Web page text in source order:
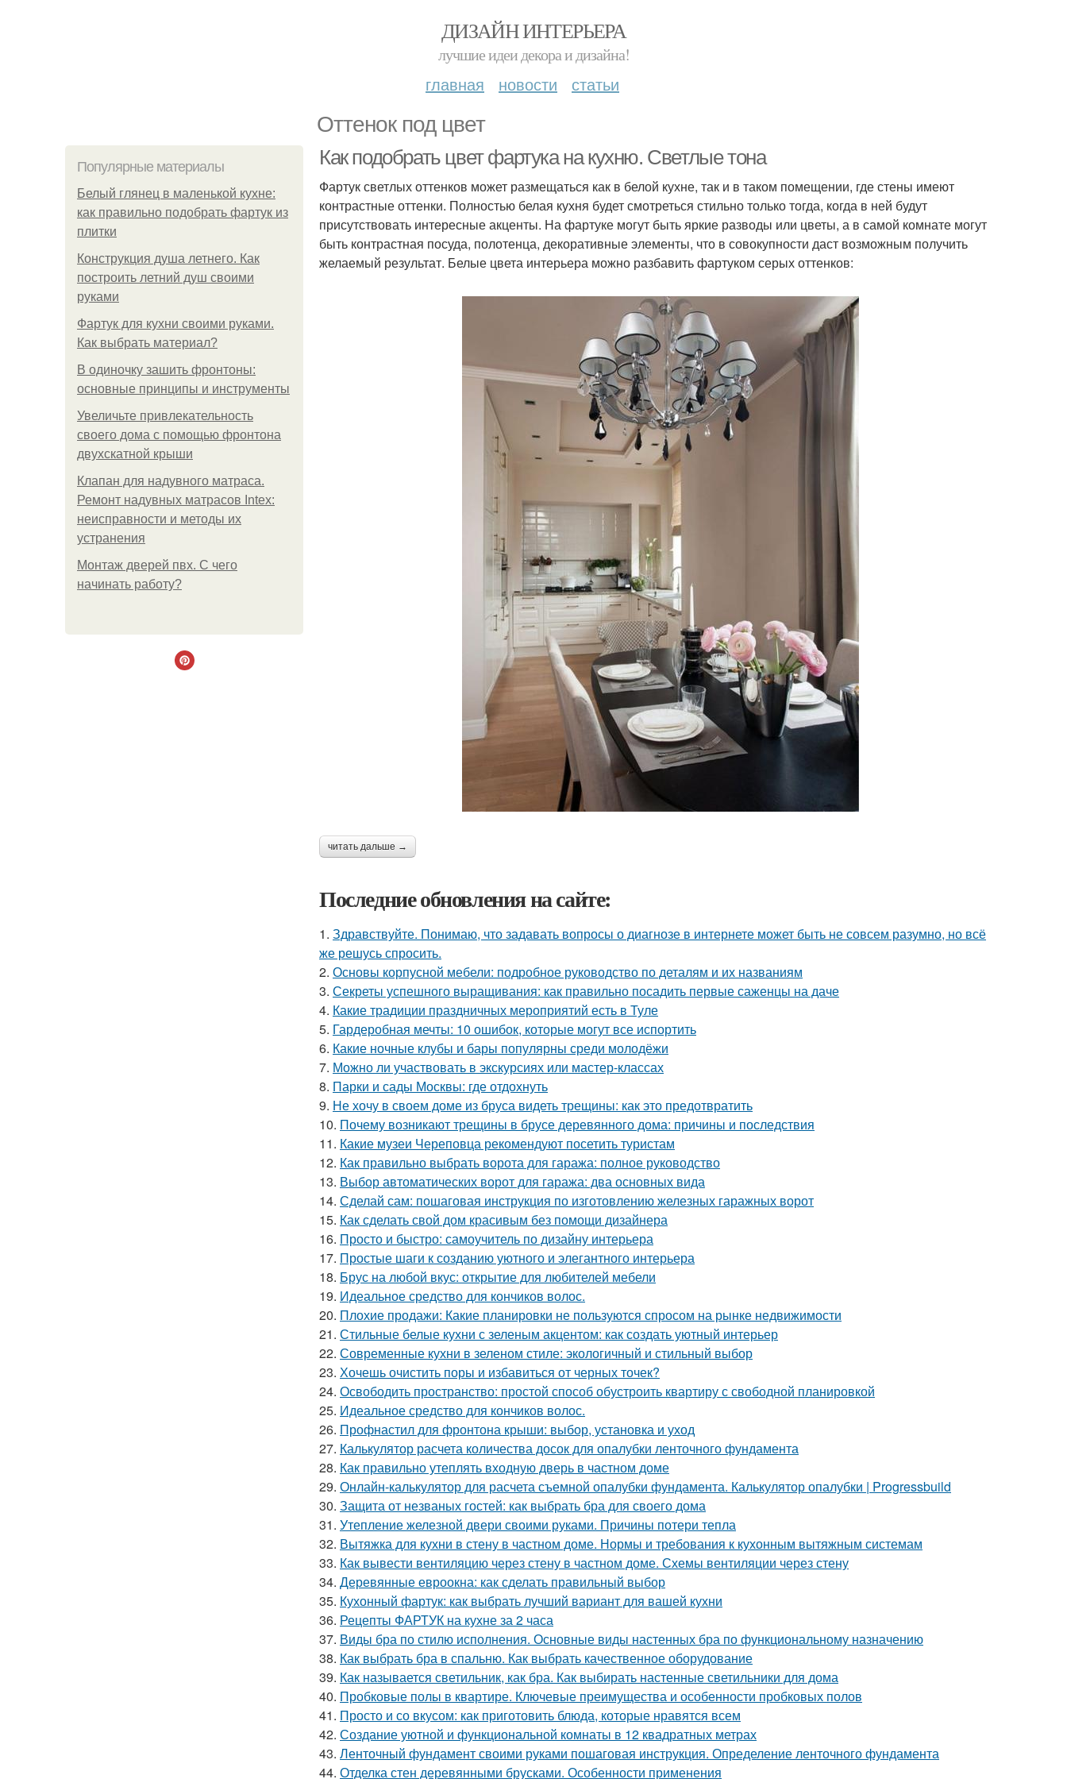
ДИЗАЙН ИНТЕРЬЕРА
лучшие идеи декора и дизайна!
главная новости статьи
Оттенок под цвет
Популярные материалы
Белый глянец в маленькой кухне:
как правильно подобрать фартук из
плитки
Конструкция душа летнего. Как
построить летний душ своими
руками
Фартук для кухни своими руками.
Как выбрать материал?
В одиночку зашить фронтоны:
основные принципы и инструменты
Увеличьте привлекательность
своего дома с помощью фронтона
двухскатной крыши
Клапан для надувного матраса.
Ремонт надувных матрасов Intex:
неисправности и методы их
устранения
Монтаж дверей пвх. С чего
начинать работу?
Как подобрать цвет фартука на кухню. Светлые тона
Фартук светлых оттенков может размещаться как в белой кухне, так и в таком помещении, где стены имеют
контрастные оттенки. Полностью белая кухня будет смотреться стильно только тогда, когда в ней будут
присутствовать интересные акценты. На фартуке могут быть яркие разводы или цветы, а в самой комнате могут
быть контрастная посуда, полотенца, декоративные элементы, что в совокупности даст возможным получить
желаемый результат. Белые цвета интерьера можно разбавить фартуком серых оттенков:
читать дальше →
Последние обновления на сайте:
1. Здравствуйте. Понимаю, что задавать вопросы о диагнозе в интернете может быть не совсем разумно, но всё
же решусь спросить.
2. Основы корпусной мебели: подробное руководство по деталям и их названиям
3. Секреты успешного выращивания: как правильно посадить первые саженцы на даче
4. Какие традиции праздничных мероприятий есть в Туле
5. Гардеробная мечты: 10 ошибок, которые могут все испортить
6. Какие ночные клубы и бары популярны среди молодёжи
7. Можно ли участвовать в экскурсиях или мастер-классах
8. Парки и сады Москвы: где отдохнуть
9. Не хочу в своем доме из бруса видеть трещины: как это предотвратить
10. Почему возникают трещины в брусе деревянного дома: причины и последствия
11. Какие музеи Череповца рекомендуют посетить туристам
12. Как правильно выбрать ворота для гаража: полное руководство
13. Выбор автоматических ворот для гаража: два основных вида
14. Сделай сам: пошаговая инструкция по изготовлению железных гаражных ворот
15. Как сделать свой дом красивым без помощи дизайнера
16. Просто и быстро: самоучитель по дизайну интерьера
17. Простые шаги к созданию уютного и элегантного интерьера
18. Брус на любой вкус: открытие для любителей мебели
19. Идеальное средство для кончиков волос.
20. Плохие продажи: Какие планировки не пользуются спросом на рынке недвижимости
21. Стильные белые кухни с зеленым акцентом: как создать уютный интерьер
22. Современные кухни в зеленом стиле: экологичный и стильный выбор
23. Хочешь очистить поры и избавиться от черных точек?
24. Освободить пространство: простой способ обустроить квартиру с свободной планировкой
25. Идеальное средство для кончиков волос.
26. Профнастил для фронтона крыши: выбор, установка и уход
27. Калькулятор расчета количества досок для опалубки ленточного фундамента
28. Как правильно утеплять входную дверь в частном доме
29. Онлайн-калькулятор для расчета съемной опалубки фундамента. Калькулятор опалубки | Progressbuild
30. Защита от незваных гостей: как выбрать бра для своего дома
31. Утепление железной двери своими руками. Причины потери тепла
32. Вытяжка для кухни в стену в частном доме. Нормы и требования к кухонным вытяжным системам
33. Как вывести вентиляцию через стену в частном доме. Схемы вентиляции через стену
34. Деревянные евроокна: как сделать правильный выбор
35. Кухонный фартук: как выбрать лучший вариант для вашей кухни
36. Рецепты ФАРТУК на кухне за 2 часа
37. Виды бра по стилю исполнения. Основные виды настенных бра по функциональному назначению
38. Как выбрать бра в спальню. Как выбрать качественное оборудование
39. Как называется светильник, как бра. Как выбирать настенные светильники для дома
40. Пробковые полы в квартире. Ключевые преимущества и особенности пробковых полов
41. Просто и со вкусом: как приготовить блюда, которые нравятся всем
42. Создание уютной и функциональной комнаты в 12 квадратных метрах
43. Ленточный фундамент своими руками пошаговая инструкция. Определение ленточного фундамента
44. Отделка стен деревянными брусками. Особенности применения